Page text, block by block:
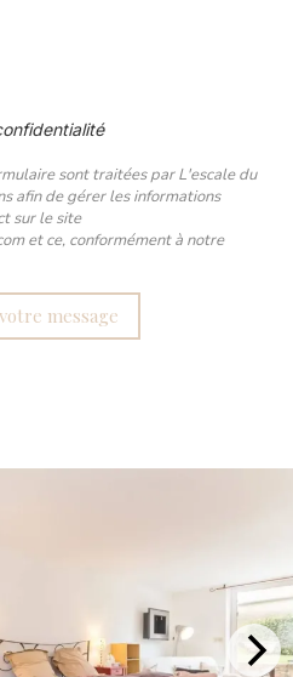
sont traitées par L'escale du
afin de gérer les informations
sur le site
et ce, conformément à notre